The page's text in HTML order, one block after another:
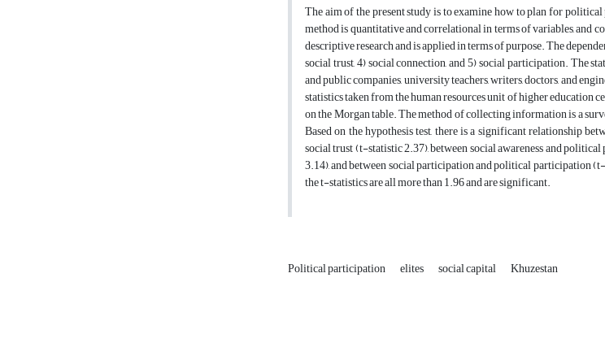
The aim of the present study is to examine how to plan for
method is quantitative and correlational in terms of variables,
descriptive research and is applied in terms of purpose. The
social trust, 4) social connection, and 5) social participation. The
and public companies, university teachers, writers, doctors, and
statistics taken from the human resources unit of higher education
on the Morgan table. The method of collecting information is a
Based on the hypothesis test, there is a significant relationship
social trust (t-statistic 2.37), between social awareness and
3.14), and between social participation and political participation
the t-statistics are all more than 1.96 and are significant.
Political participation elites social capital Khuzestan